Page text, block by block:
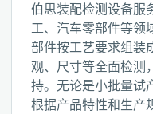
伯思装配检测设备服
工、汽车零部件等领
部件按工艺要求组装
观、尺寸等全面检测
持。无论是小批量试
根据产品特性和生产